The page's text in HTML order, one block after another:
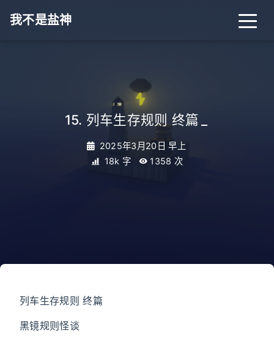
我不是盐神
15. 列车生存规则 终篇
2025年3月20日 早上
18k 字
1358 次
列车生存规则 终篇
黑镜规则怪谈